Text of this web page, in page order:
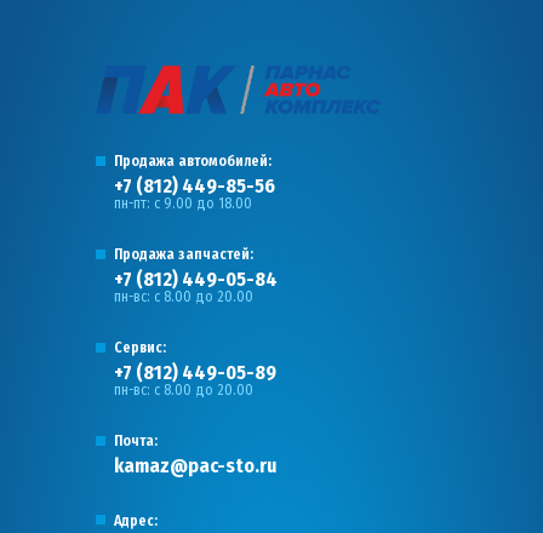
Продажа автомобилей:
+7 (812) 449-85-56
пн-пт: с 9.00 до 18.00
Продажа запчастей:
+7 (812) 449-05-84
пн-вс: с 8.00 до 20.00
Сервис:
+7 (812) 449-05-89
пн-вс: с 8.00 до 20.00
Почта:
kamaz@pac-sto.ru
Адрес: